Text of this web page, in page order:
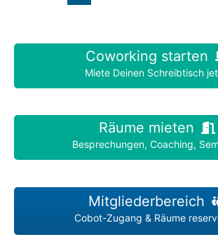
Coworking starten
Miete Deinen Schreibtisch
Räume mieten
Besprechungen, Coaching,
Mitgliederbereich
Cobot-Zugang & Räume